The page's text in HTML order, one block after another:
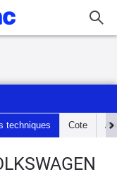
techniques Cote